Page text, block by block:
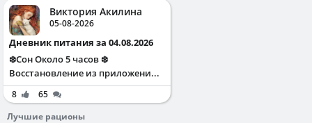
Виктория Акилина
05-08-2026
Дневник питания за 04.08.2026
❄️Сон Около 5 часов ❄️
Восстановление из приложени...
8
65
Лучшие рационы